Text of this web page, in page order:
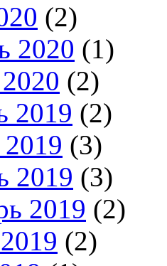
(2)
2020 (1)
(2)
2019 (2)
(3)
2019 (3)
2019 (2)
(2)